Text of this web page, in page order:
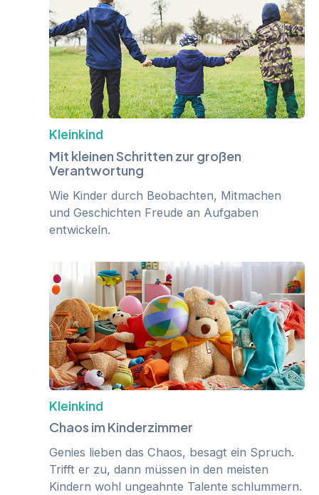
Kleinkind
Mit kleinen Schritten zur großen
Verantwortung
Wie Kinder durch Beobachten, Mitmachen
und Geschichten Freude an Aufgaben
entwickeln.
Kleinkind
Chaos im Kinderzimmer
Genies lieben das Chaos, besagt ein Spruch.
Trifft er zu, dann müssen in den meisten
Kindern wohl ungeahnte Talente schlummern.